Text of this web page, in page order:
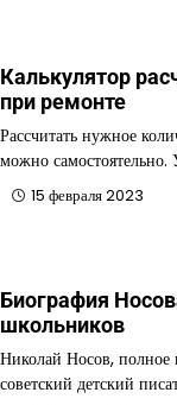
Калькулятор
при ремонте
Рассчитать нужное
можно самостоятельно.
15 февраля 2023
Биография
школьников
Николай Носов,
советский детский